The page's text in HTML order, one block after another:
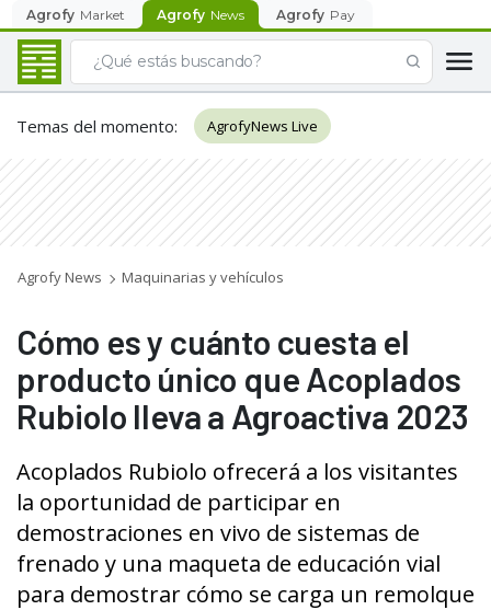
Agrofy Market Agrofy News Agrofy Pay
Temas del momento: AgrofyNews Live
Agrofy News Maquinarias y vehículos
Cómo es y cuánto cuesta el
producto único que Acoplados
Rubiolo lleva a Agroactiva 2023
Acoplados Rubiolo ofrecerá a los visitantes
la oportunidad de participar en
demostraciones en vivo de sistemas de
frenado y una maqueta de educación vial
para demostrar cómo se carga un remolque